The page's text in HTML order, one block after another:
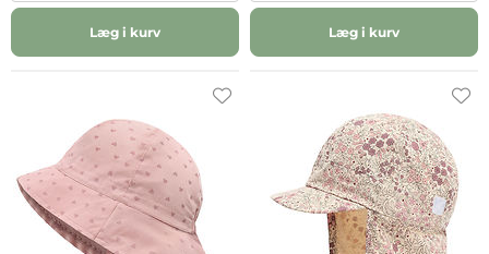
Læg i kurv Læg i kurv